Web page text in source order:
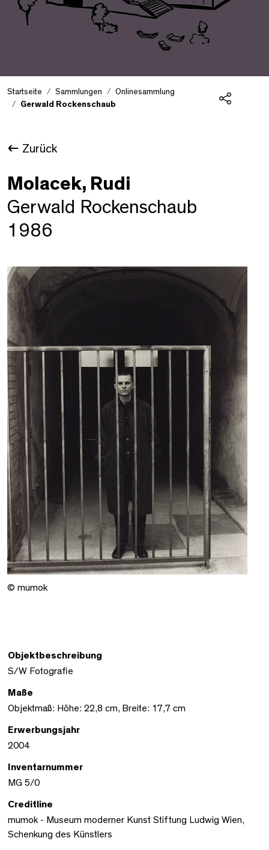
Startseite Sammlungen
Onlinesammlung
Gerwald Rockenschaub
Zurück
Molacek, Rudi
Gerwald Rockenschaub
1986
© mumok
Objektbeschreibung
S/W Fotografie
Maße
Objektmaß: Höhe: 22,8 cm, Breite: 17,7 cm
Erwerbungsjahr
2004
Inventarnummer
MG 5/0
Creditline
mumok - Museum moderner Kunst Stiftung Ludwig Wien,
Schenkung des Künstlers